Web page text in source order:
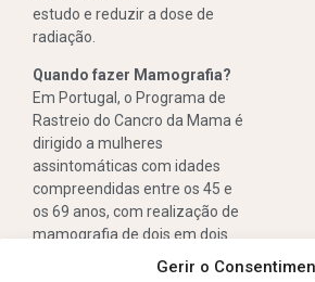
Gerir o
estudo e reduzir a dose de
radiação.
Quando fazer Mamografia?
Em Portugal, o Programa de
Rastreio do Cancro da Mama é
dirigido a mulheres
assintomáticas com idades
compreendidas entre os 45 e
os 69 anos, com realização de
mamografia de dois em dois